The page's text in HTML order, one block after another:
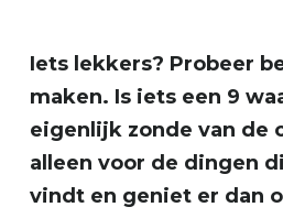
Iets lekkers? Probeer
maken. Is iets een 9
eigenlijk zonde van de
alleen voor de dingen
vindt en geniet er dan